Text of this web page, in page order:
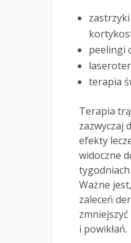
zastrzyki
peelingi
terapia
Terapia
zazwyczaj
efekty
widoczne
Ważne
zaleceń
i powikłań.